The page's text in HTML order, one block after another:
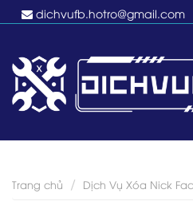
dichvufb.hotro@gmail.com
Trang chủ Dịch Vụ Xóa Nick